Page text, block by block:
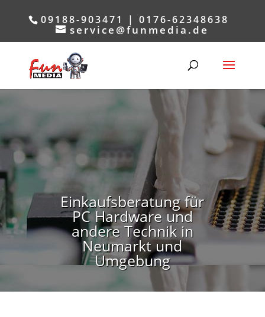
09188-903471 | 0176-62348638
service@funmedia.de
Einkaufsberatung für
PC Hardware und
andere Technik in
Neumarkt und
Umgebung